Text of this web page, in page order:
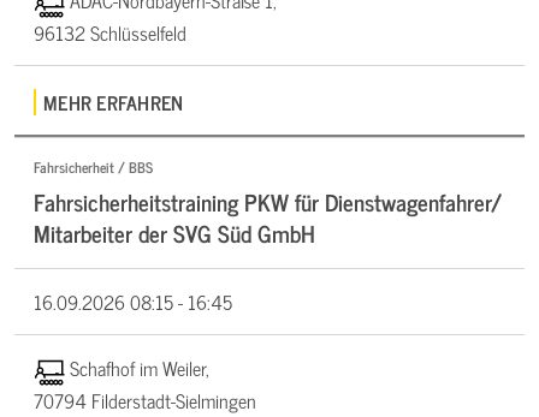
96132 Schlüsselfeld
MEHR ERFAHREN
Fahrsicherheit / BBS
Fahrsicherheitstraining PKW für Dienstwagenfahrer/
Mitarbeiter der SVG Süd GmbH
16.09.202608:15 - 16:45
Schafhof im Weiler,
70794 Filderstadt-Sielmingen